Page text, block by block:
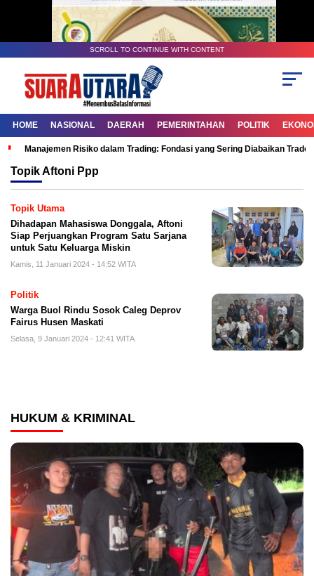
SCROLL TO CONTINUE WITH CONTENT
HOME NASIONAL DAERAH PEMERINTAHAN POLITIK
Manajemen Risiko dalam Trading: Fondasi yang Sering Diabaikan
TopikAftoni Ppp
Topik Utama
Dihadapan Mahasiswa Donggala, Aftoni
Siap Perjuangkan Program Satu Sarjana
untuk Satu Keluarga Miskin
Kamis, 11 Januari 2024 - 14:52 WITA
Politik
Warga Buol Rindu Sosok Caleg Deprov
Fairus Husen Maskati
Selasa, 9 Januari 2024 - 12:41 WITA
HUKUM & KRIMINAL